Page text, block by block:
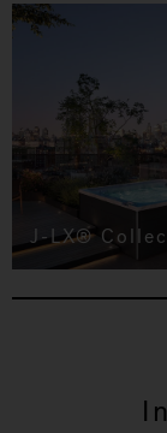
J-LX®